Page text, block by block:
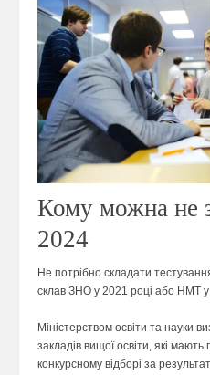
Кому можна не
2024
Не потрібно складати
склав ЗНО у 2021 році або НМТ
Міністерством освіти та науки
закладів вищої освіти, які
конкурсному відборі за